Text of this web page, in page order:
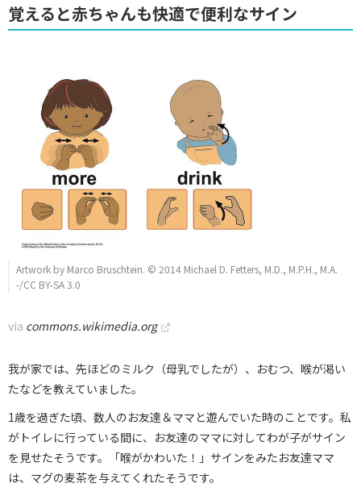
覚えると赤ちゃんも快適で便利なサイン
Artwork by Marco Bruschtein. © 2014 Michael D. Fetters, M.D., M.P.H., M.A.
-/CC BY-SA 3.0
via commons.wikimedia.org
我が家では、先ほどのミルク（母乳でしたが）、おむつ、喉が渇い
たなどを教えていました。
1歳を過ぎた頃、数人のお友達＆ママと遊んでいた時のことです。私
がトイレに行っている間に、お友達のママに対してわが子がサイン
を見せたそうです。「喉がかわいた！」サインをみたお友達ママ
は、マグの麦茶を与えてくれたそうです。